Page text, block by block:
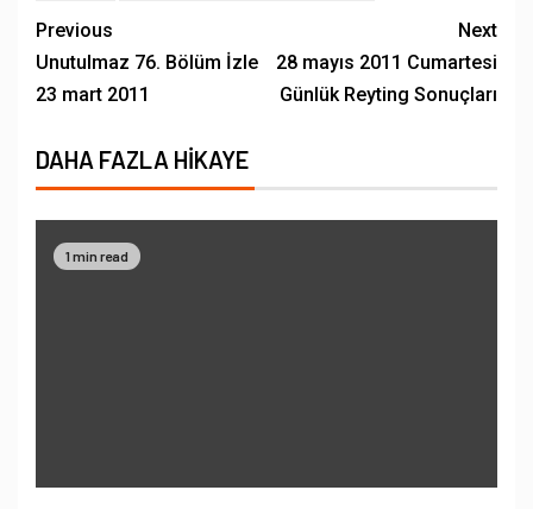
Previous
Unutulmaz 76. Bölüm İzle
23 mart 2011
Next
28 mayıs 2011 Cumartesi
Günlük Reyting Sonuçları
DAHA FAZLA HIKAYE
1 min read